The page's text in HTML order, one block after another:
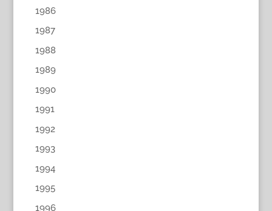
1986
1987
1988
1989
1990
1991
1992
1993
1994
1995
1996